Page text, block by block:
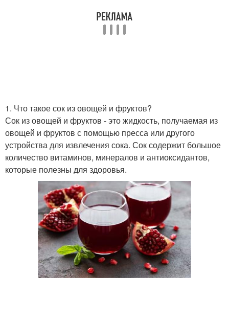
Сок в магазине Желудочный сок
Томатный сок
Соки для похудения
Польза в овощных
соках
Претензия к сокам Фруктово-овощной сок
1. Что такое сок из овощей и фруктов?
Сок из овощей и фруктов - это жидкость, получаемая из
овощей и фруктов с помощью пресса или другого
устройства для извлечения сока. Сок содержит большое
количество витаминов, минералов и антиоксидантов,
которые полезны для здоровья.